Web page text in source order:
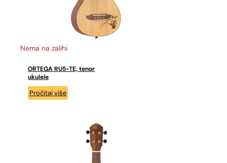
Nema na zalihi
ORTEGA RU5-TE, tenor
ukulele
Pročitaj više